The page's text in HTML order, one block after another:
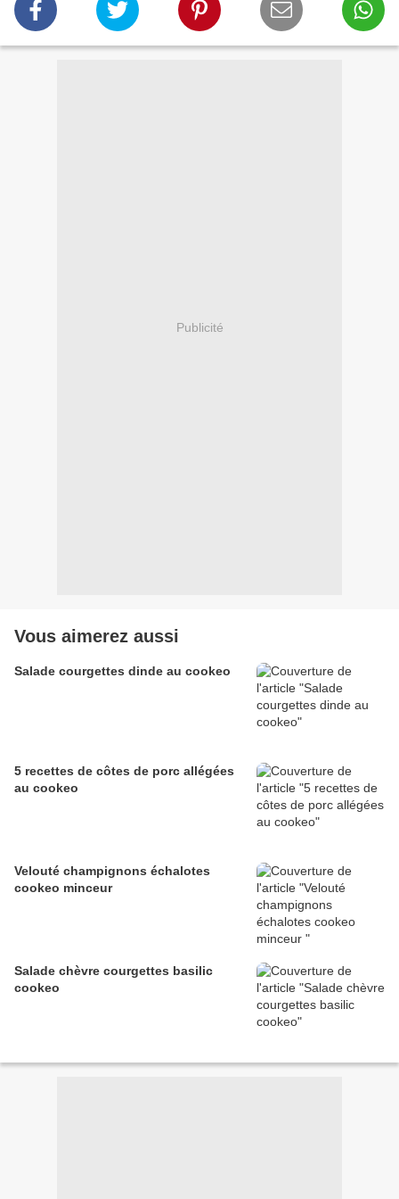
Publicité
Vous aimerez aussi
Salade courgettes dinde au cookeo
5 recettes de côtes de porc allégées
au cookeo
Velouté champignons échalotes
cookeo minceur
Salade chèvre courgettes basilic
cookeo